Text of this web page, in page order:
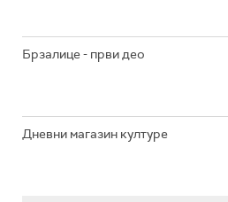
Брзалице - први део
Дневни магазин културе